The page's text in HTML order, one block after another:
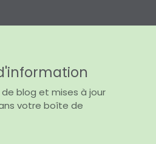
blog et mises à jour
votre boîte de